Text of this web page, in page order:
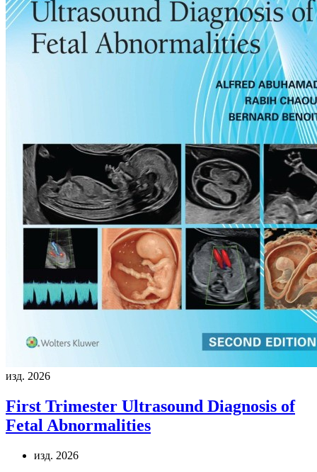
изд. 2026
First Trimester Ultrasound Diagnosis of
Fetal Abnormalities
изд. 2026